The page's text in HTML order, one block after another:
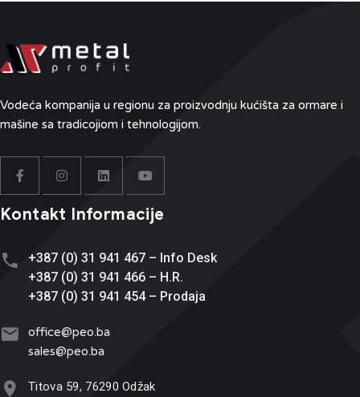
Vodeća kompanija u regionu za proizvodnju kućišta za ormare i
mašine sa tradicojiom i tehnologijom.
Kontakt Informacije
+387 (0) 31 941 467 – Info Desk
+387 (0) 31 941 466 – H.R.
+387 (0) 31 941 454 – Prodaja
office@peo.ba
sales@peo.ba
Titova 59, 76290 Odžak